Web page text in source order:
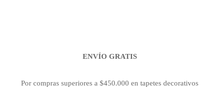
ENVÍO GRATIS
Por compras superiores a $450.000 en tapetes decorativos